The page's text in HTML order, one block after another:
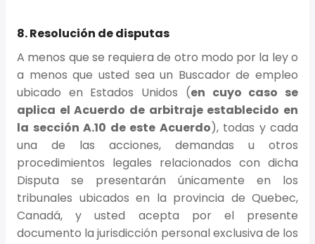
8. Resolución de disputas
A menos que se requiera de otro modo por la ley o
a menos que usted sea un Buscador de empleo
ubicado en Estados Unidos (en cuyo caso se
aplica el Acuerdo de arbitraje establecido en
la sección A.10 de este Acuerdo), todas y cada
una de las acciones, demandas u otros
procedimientos legales relacionados con dicha
Disputa se presentarán únicamente en los
tribunales ubicados en la provincia de Quebec,
Canadá, y usted acepta por el presente
documento la jurisdicción personal exclusiva de los